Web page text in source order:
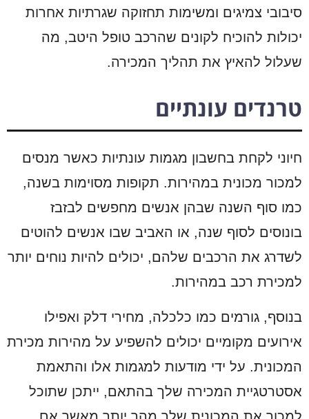
סיבובי צמיגים ומשימות תחזוקה שגרתיות אחרות
יכולות להוכיח לקונים שהרכב טופל היטב, מה
שעלול להאיץ את תהליך המכירה.
טרנדים עונתיים
חיוני לקחת בחשבון מגמות עונתיות כאשר מנסים
למכור מכונית במהירות. תקופות מסוימות בשנה,
כמו סוף השנה שבהן אנשים מחפשים לבזבז
בונוסים לסוף שנה, או האביב שבו אנשים להוטים
לשדרג את הרכבים שלהם, יכולים להיות נוחים יותר
למכירת רכב במהירות.
בנוסף, גורמים כמו כלכלה, מחירי דלק ואפילו
אירועים מקומיים יכולים להשפיע על מהירות מכירת
המכונית. על ידי מודעות למגמות אלו והתאמת
אסטרטגיית המכירה שלך בהתאם, ייתכן שתוכל